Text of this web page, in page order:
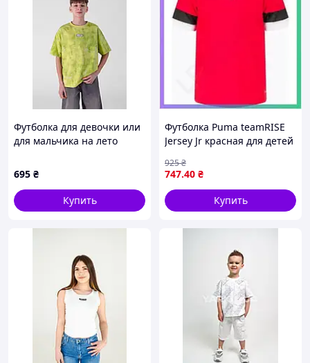
Футболка для девочки или
для мальчика на лето
FLOWER 150(р)
695 ₴
Купить
Футболка Puma teamRISE
Jersey Jr красная для детей
футболка для игры в
футбол SKU_704938-01
747.40 ₴
925₴
Купить